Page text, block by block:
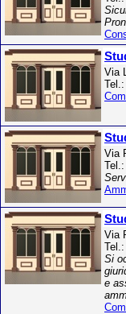
Via
Via
Via
Si
e